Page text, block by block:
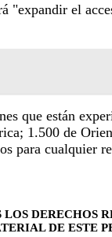
el
que están
1.500 de
para cualquier
LOS DERECHOS
DE ESTE